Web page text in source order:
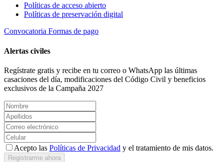
Políticas de acceso abierto
Políticas de preservación digital
Convocatoria Formas de pago
Alertas civiles
Regístrate gratis y recibe en tu correo o WhatsApp las últimas
casaciones del día, modificaciones del Código Civil y beneficios
exclusivos de la Campaña 2027
Acepto las Políticas de Privacidad y el tratamiento de mis datos.
Registrarme ahora